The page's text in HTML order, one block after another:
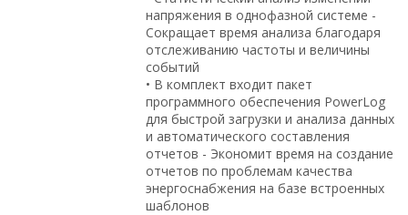
напряжения в однофазной системе -
Сокращает время анализа благодаря
отслеживанию частоты и величины
событий
• В комплект входит пакет
программного обеспечения PowerLog
для быстрой загрузки и анализа данных
и автоматического составления
отчетов - Экономит время на создание
отчетов по проблемам качества
энергоснабжения на базе встроенных
шаблонов